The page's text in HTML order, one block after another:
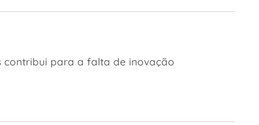
contribui para a falta de inovação